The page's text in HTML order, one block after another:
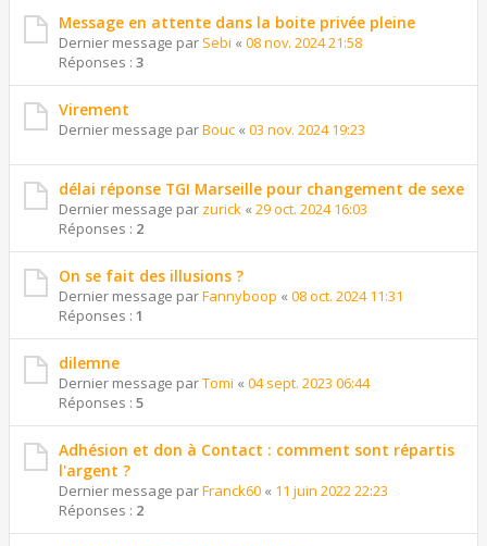
Message en attente dans la boite privée pleine
Dernier message par Sebi « 08 nov. 2024 21:58
Réponses : 3
Virement
Dernier message parBouc « 03 nov. 2024 19:23
délai réponse TGI Marseille pour changement de sexe
Dernier message par zurick « 29 oct. 2024 16:03
Réponses : 2
On se fait des illusions ?
Dernier message parFannyboop « 08 oct. 2024 11:31
Réponses : 1
dilemne
Dernier message parTomi « 04 sept. 2023 06:44
Réponses : 5
Adhésion et don à Contact : comment sont répartis
l'argent ?
Dernier message parFranck60 « 11 juin 2022 22:23
Réponses : 2